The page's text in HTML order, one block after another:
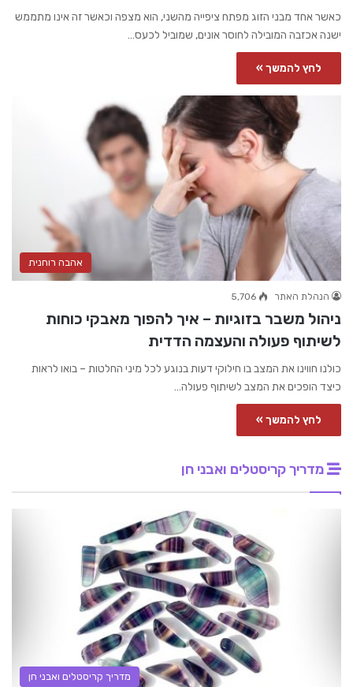
כאשר אחד מבני הזוג מפתח ציפייה מהשני, הוא מצפה וכאשר זה אינו מתממש
ישנה אכזבה המובילה לחוסר אונים, שמוביל לכעס…
לחץ להמשך »
אהבה רוחנית
הנהלת האתר 5,706
ניהול משבר בזוגיות – איך להפוך מאבקי כוחות
לשיתוף פעולה והעצמה הדדית
כולנו חווינו את המצב בו חילוקי דעות בנוגע לכל מיני החלטות – בואו לראות
כיצד הופכים את המצב לשיתוף פעולה…
לחץ להמשך »
מדריך קריסטלים ואבני חן
מדריך קריסטלים ואבני חן